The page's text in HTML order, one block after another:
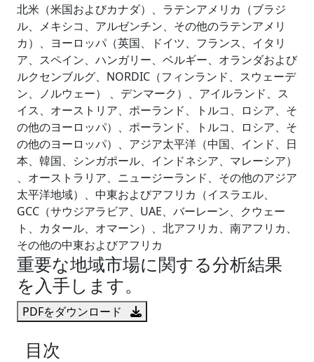
北米（米国およびカナダ）、ラテンアメリカ（ブラジ
ル、メキシコ、アルゼンチン、その他のラテンアメリ
カ）、ヨーロッパ（英国、ドイツ、フランス、イタリ
ア、スペイン、ハンガリー、ベルギー、オランダおよび
ルクセンブルグ、NORDIC（フィンランド、スウェーデ
ン、ノルウェー） 、デンマーク）、アイルランド、ス
イス、オーストリア、ポーランド、トルコ、ロシア、そ
の他のヨーロッパ）、ポーランド、トルコ、ロシア、そ
の他のヨーロッパ）、アジア太平洋（中国、インド、日
本、韓国、シンガポール、インドネシア、マレーシア）
、オーストラリア、ニュージーランド、その他のアジア
太平洋地域）、中東およびアフリカ（イスラエル、
GCC（サウジアラビア、UAE、バーレーン、クウェー
ト、カタール、オマーン）、北アフリカ、南アフリカ、
その他の中東およびアフリカ
重要な地域市場に関する分析結果
を入手します。
PDFをダウンロード
目次